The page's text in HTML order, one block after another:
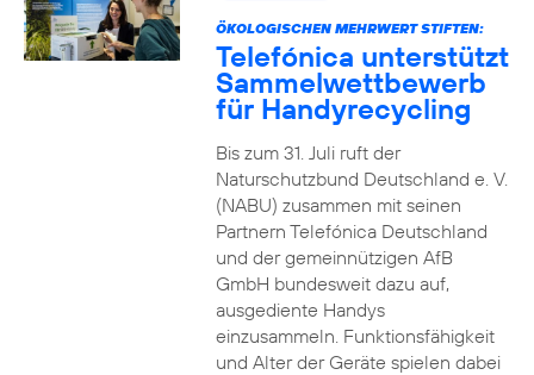
ÖKOLOGISCHEN MEHRWERT STIFTEN:
Telefónica unterstützt
Sammelwettbewerb
für Handyrecycling
Bis zum 31. Juli ruft der
Naturschutzbund Deutschland e. V.
(NABU) zusammen mit seinen
Partnern Telefónica Deutschland
und der gemeinnützigen AfB
GmbH bundesweit dazu auf,
ausgediente Handys
einzusammeln. Funktionsfähigkeit
und Alter der Geräte spielen dabei